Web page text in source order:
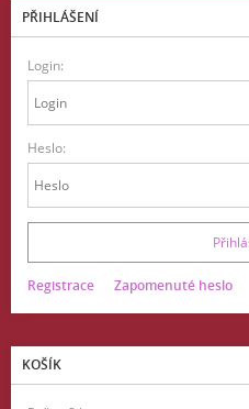
PŘIHLÁŠENÍ
Login:
Heslo:
Registrace Zapomenuté heslo
KOŠÍK